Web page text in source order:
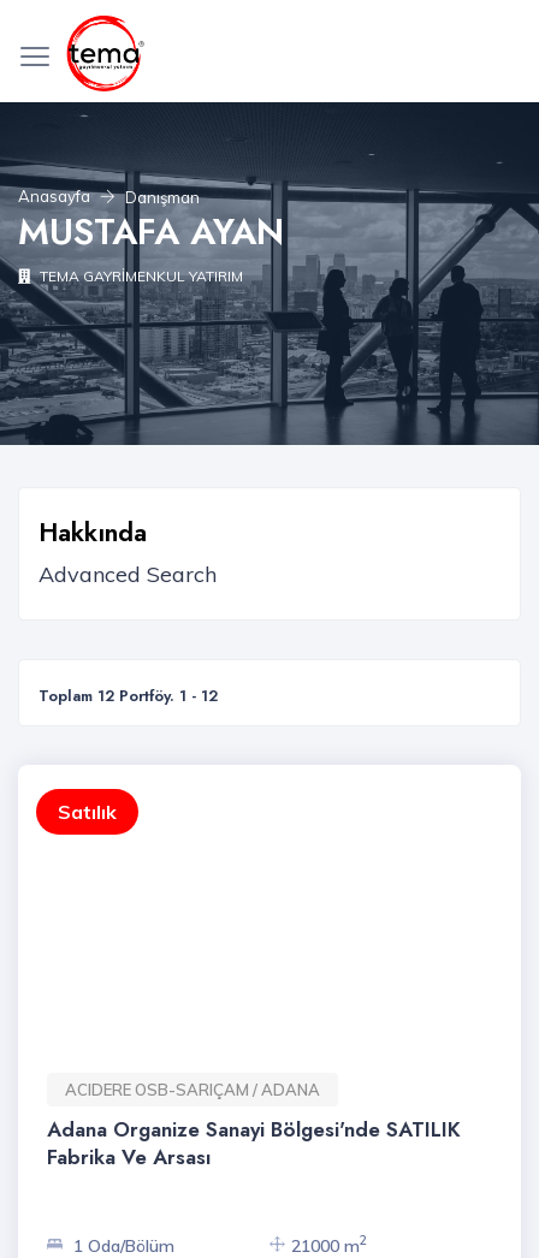
Anasayfa Danışman
MUSTAFA AYAN
TEMA GAYRİMENKUL YATIRIM
Hakkında
Toplam 12 Portföy. 1 - 12
Satılık
ACIDERE OSB-SARIÇAM / ADANA
Adana Organize Sanayi Bölgesi'nde SATILIK
Fabrika Ve Arsası
1 Oda/Bölüm 21000 m2